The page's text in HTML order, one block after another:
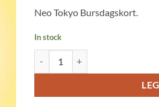
Neo Tokyo Bursdagskort.
In stock